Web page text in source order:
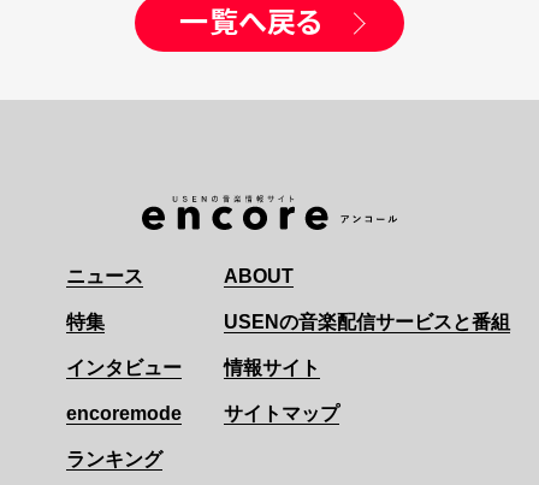
一覧へ戻る
ニュース
特集
インタビュー
encoremode
ランキング
ABOUT
USENの音楽配信サービスと番組
情報サイト
サイトマップ